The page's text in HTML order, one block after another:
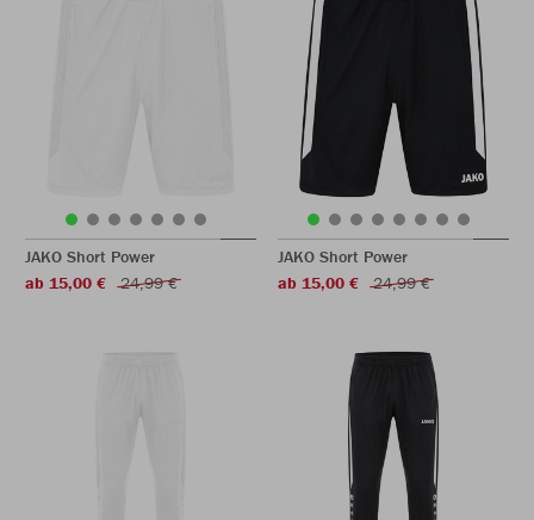
JAKO Short Power
ab 15,00 €
24,99 €
JAKO Short Power
ab 15,00 €
24,99 €